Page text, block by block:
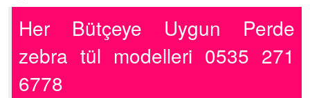
Her Bütçeye Uygun Perde
zebra tül modelleri 0535 271
6778